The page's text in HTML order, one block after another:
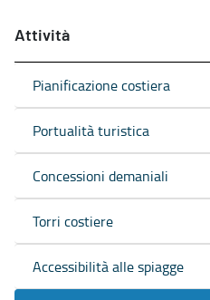
Attività
Pianificazione costiera
Portualità turistica
Concessioni demaniali
Torri costiere
Accessibilità alle spiagge